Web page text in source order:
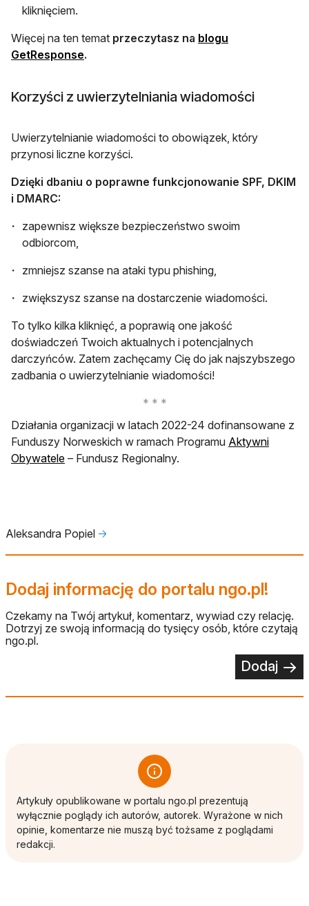
kliknięciem.
Więcej na ten temat przeczytasz na blogu
GetResponseotwiera się w nowej karcie
.
Korzyści z uwierzytelniania wiadomości
Uwierzytelnianie wiadomości to obowiązek, który
przynosi liczne korzyści.
Dzięki dbaniu o poprawne funkcjonowanie SPF, DKIM
i DMARC:
zapewnisz większe bezpieczeństwo swoim
odbiorcom,
zmniejsz szanse na ataki typu phishing,
zwiększysz szanse na dostarczenie wiadomości.
To tylko kilka kliknięć, a poprawią one jakość
doświadczeń Twoich aktualnych i potencjalnych
darczyńców. Zatem zachęcamy Cię do jak najszybszego
zadbania o uwierzytelnianie wiadomości!
Działania organizacji w latach 2022-24 dofinansowane z
Funduszy Norweskich w ramach Programu Aktywni
Obywateleotwiera się w nowej karcie
– Fundusz Regionalny.
Aleksandra Popiel 🡢
Dodaj informację do portalu ngo.pl!
Czekamy na Twój artykuł, komentarz, wywiad czy relację.
Dotrzyj ze swoją informacją do tysięcy osób, które czytają
ngo.pl.
Dodaj
Artykuły opublikowane w portalu ngo.pl prezentują
wyłącznie poglądy ich autorów, autorek. Wyrażone w nich
opinie, komentarze nie muszą być tożsame z poglądami
redakcji.